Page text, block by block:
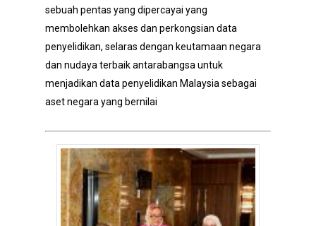
sebuah pentas yang dipercayai yang
membolehkan akses dan perkongsian data
penyelidikan, selaras dengan keutamaan negara
dan nudaya terbaik antarabangsa untuk
menjadikan data penyelidikan Malaysia sebagai
aset negara yang bernilai